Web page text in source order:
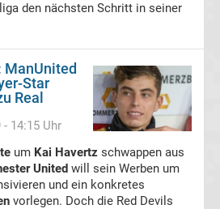
den nächsten Schritt in seiner
ManUnited
Star
Real
14:15 Uhr
um Kai Havertz schwappen aus
United will sein Werben um
und ein konkretes
vorlegen. Doch die Red Devils